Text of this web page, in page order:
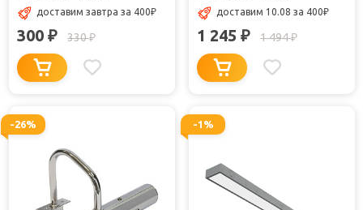
доставим завтра за 400₽
300 ₽ 330₽
доставим 10.08 за 400₽
1 245 ₽ 1 494₽
-26% -1%